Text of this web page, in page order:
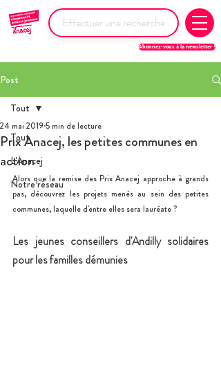
Abonnez-vous à la newsletter !
Post
Tout
L'Anacej
Notre réseau
Tout
Prix Anacej, les petites communes en
action
24 mai 20195 min de lecture
Alors que la remise des Prix Anacej approche à grands
pas, découvrez les projets menés au sein des petites
communes, laquelle d'entre elles sera lauréate ?
Les jeunes conseillers d'Andilly solidaires
pour les familles démunies